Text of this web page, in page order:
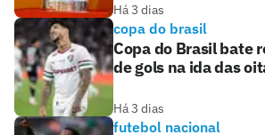
Há 3 dias
copa do brasil
Copa do Brasil bate
de gols na ida das
Há 3 dias
futebol nacional